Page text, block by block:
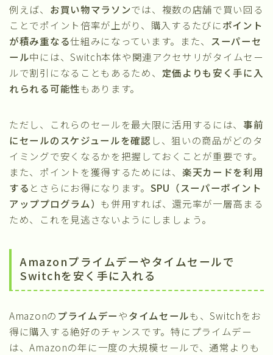
例えば、 お買い物マラソンでは、複数の店舗で買い回る
ことでポイント倍率が上がり、購入するたびにポイント
が積み重なる仕組みになっています。また、 スーパーセ
ール中には、Switch本体や関連アクセサリがタイムセー
ルで割引になることもあるため、 定価よりも安く手に入
れられる可能性もあります。
ただし、これらのセールを最大限に活用するには、事前
にセールのスケジュールを確認 し、狙いの商品がどのタ
イミングで安くなるかを把握しておくことが重要です。
また、ポイントを獲得するためには、 楽天カードを利用
する とさらにお得になります。 SPU（スーパーポイント
アッププログラム） も併用すれば、還元率が一層高まる
ため、これを見逃さないようにしましょう。
Amazonプライムデーやタイムセールで
Switchを安く手に入れる
Amazonの プライムデーやタイムセールも、Switchをお
得に購入する絶好のチャンスです。特にプライムデー
は、Amazonの年に一度の大規模セールで、通常よりも